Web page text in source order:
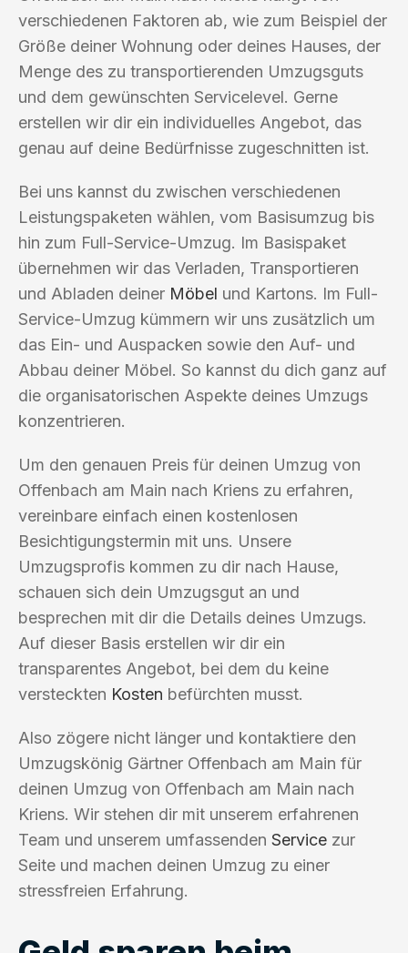
verschiedenen Faktoren ab, wie zum Beispiel der
Größe deiner Wohnung oder deines Hauses, der
Menge des zu transportierenden Umzugsguts
und dem gewünschten Servicelevel. Gerne
erstellen wir dir ein individuelles Angebot, das
genau auf deine Bedürfnisse zugeschnitten ist.
Bei uns kannst du zwischen verschiedenen
Leistungspaketen wählen, vom Basisumzug bis
hin zum Full-Service-Umzug. Im Basispaket
übernehmen wir das Verladen, Transportieren
und Abladen deiner Möbel und Kartons. Im Full-
Service-Umzug kümmern wir uns zusätzlich um
das Ein- und Auspacken sowie den Auf- und
Abbau deiner Möbel. So kannst du dich ganz auf
die organisatorischen Aspekte deines Umzugs
konzentrieren.
Um den genauen Preis für deinen Umzug von
Offenbach am Main nach Kriens zu erfahren,
vereinbare einfach einen kostenlosen
Besichtigungstermin mit uns. Unsere
Umzugsprofis kommen zu dir nach Hause,
schauen sich dein Umzugsgut an und
besprechen mit dir die Details deines Umzugs.
Auf dieser Basis erstellen wir dir ein
transparentes Angebot, bei dem du keine
versteckten Kosten befürchten musst.
Also zögere nicht länger und kontaktiere den
Umzugskönig Gärtner Offenbach am Main für
deinen Umzug von Offenbach am Main nach
Kriens. Wir stehen dir mit unserem erfahrenen
Team und unserem umfassenden Service zur
Seite und machen deinen Umzug zu einer
stressfreien Erfahrung.